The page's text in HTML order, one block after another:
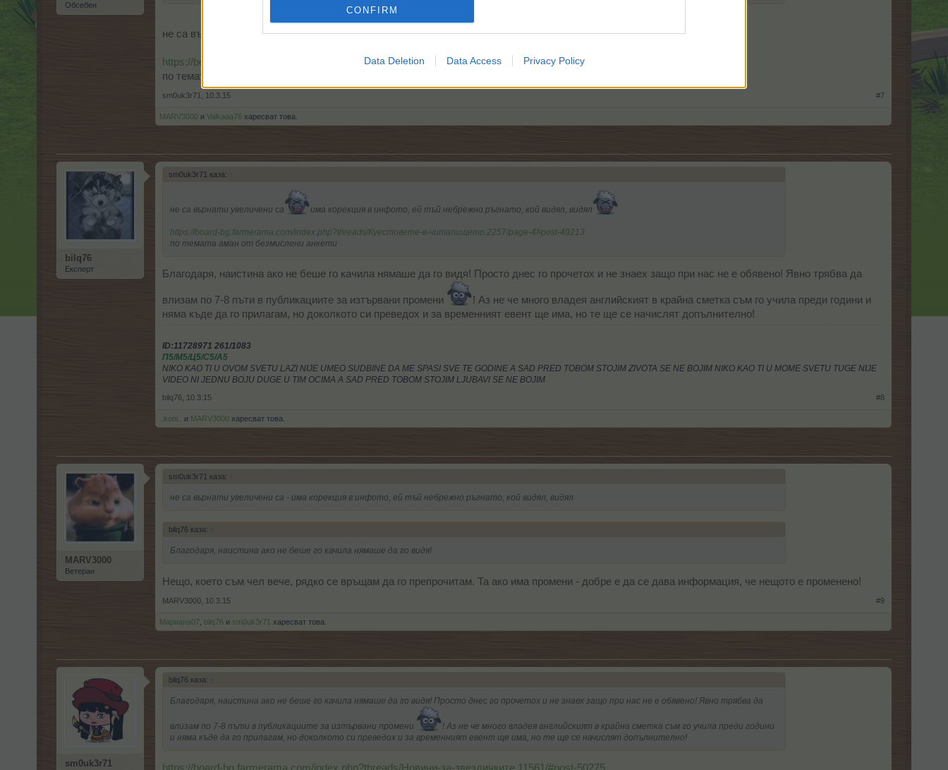
CONFIRM
Data Deletion Data Access Privacy Policy
Обсебен
не са върнати увеличени са има корекция в инфото, ей тъй небрежно ръгнато, кой видял, видял
https://board-bg.farmerama.com/index.php?threads/Куестовете-в-читалището.2257/page-4#post-49213
по темата аман от безмислени анкети
sm0uk3r71 10.3.15 #7
MARV3000 и Valkaaa76 харесват това.
bilq76
Експерт
sm0uk3r71 каза: ↑
не са върнати увеличени са има корекция в инфото, ей тъй небрежно ръгнато, кой видял, видял
https://board-bg.farmerama.com/index.php?threads/Куестовете-в-читалището.2257/page-4#post-49213
по темата аман от безмислени анкети
Благодаря, наистина ако не беше го качила нямаше да го видя! Просто днес го прочетох и не знаех защо при нас не е обявено! Явно трябва да
влизам по 7-8 пъти в публикациите за изтървани промени
! Аз не че много владея английският в крайна сметка съм го учила преди години и
няма къде да го прилагам, но доколкото си преведох и за временният евент ще има, но те ще се начислят допълнително!
ID:11728971 261/1083
П5/М5/Ц5/С5/А5
NIKO KAO TI U OVOM SVETU LAZI NIJE UMEO SUDBINE DA ME SPASI SVE TE GODINE A SAD PRED TOBOM STOJIM ZIVOTA SE NE BOJIM NIKO KAO TI U MOME SVETU TUGE NIJE
VIDEO NI JEDNU BOJU DUGE U TIM OCIMA A SAD PRED TOBOM STOJIM LJUBAVI SE NE BOJIM
bilq76 10.3.15 #8
..koni.. и MARV3000 харесват това.
MARV3000
Ветеран
sm0uk3r71 каза: ↑
не са върнати увеличени са - има корекция в инфото, ей тъй небрежно ръгнато, кой видял, видял
bilq76 каза: ↑
Благодаря, наистина ако не беше го качила нямаше да го видя!
Нещо, което съм чел вече, рядко се връщам да го препрочитам. Та ако има промени - добре е да се дава информация, че нещото е променено!
MARV3000 10.3.15 #9
Мариана07 bilq76 и sm0uk3r71 харесват това.
sm0uk3r71
bilq76 каза: ↑
Благодаря, наистина ако не беше го качила нямаше да го видя! Просто днес го прочетох и не знаех защо при нас не е обявено! Явно трябва да
влизам по 7-8 пъти в публикациите за изтървани промени
! Аз не че много владея английският в крайна сметка съм го учила преди години
и няма къде да го прилагам, но доколкото си преведох и за временният евент ще има, но те ще се начислят допълнително!